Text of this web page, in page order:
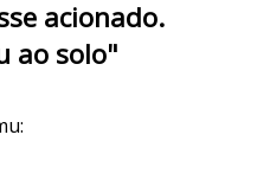
acionado.
ao solo"